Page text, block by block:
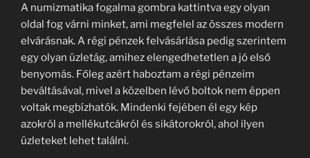
A numizmatika fogalma gombra kattintva egy olyan
oldal fog várni minket, ami megfelel az összes modern
elvárásnak. A régi pénzek felvásárlása pedig szerintem
egy olyan üzletág, amihez elengedhetetlen a jó első
benyomás. Főleg azért haboztam a régi pénzeim
beváltásával, mivel a közelben lévő boltok nem éppen
voltak megbízhatók. Mindenki fejében él egy kép
azokról a mellékutcákról és sikátorokról, ahol ilyen
üzleteket lehet találni.